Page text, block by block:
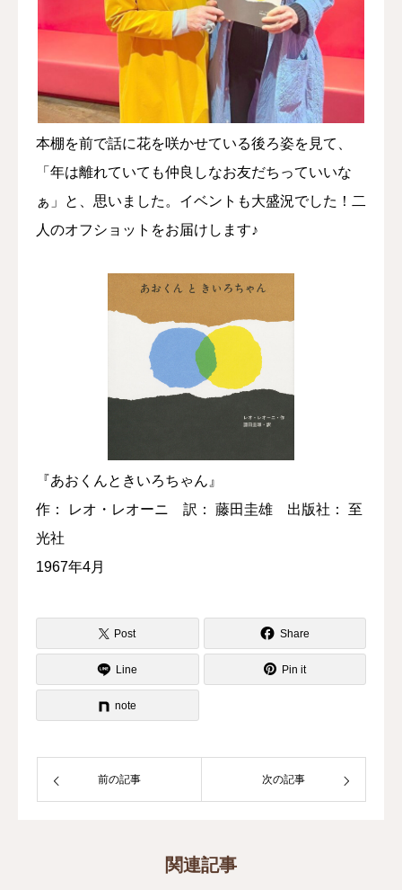
本棚を前で話に花を咲かせている後ろ姿を見て、
「年は離れていても仲良しなお友だちっていいな
ぁ」と、思いました。イベントも大盛況でした！二
人のオフショットをお届けします♪
『あおくんときいろちゃん』
作： レオ・レオーニ 訳： 藤田圭雄 出版社： 至
光社
1967年4月
Post Share
Line Pin it
note
前の記事 次の記事
関連記事